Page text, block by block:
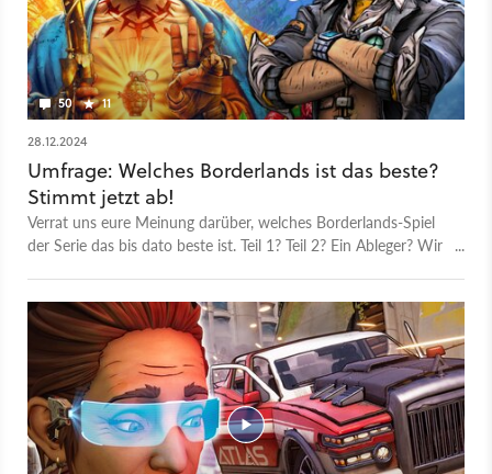
50 11
28.12.2024
Umfrage: Welches Borderlands ist das beste?
Stimmt jetzt ab!
Verrat uns eure Meinung darüber, welches Borderlands-Spiel
der Serie das bis dato beste ist. Teil 1? Teil 2? Ein Ableger? Wir